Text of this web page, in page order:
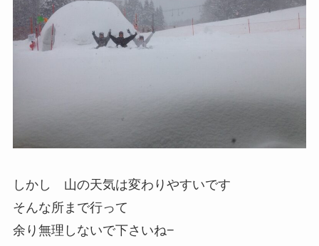
しかし 山の天気は変わりやすいです
そんな所まで行って
余り無理しないで下さいね−